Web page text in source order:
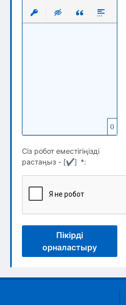
Вставить защищенную
Вставка скрытого
Вставка цитаты
Вставка
0
Сіз робот еместігіңізді
растаңыз - [✔] *:
Пікірді
орналастыру